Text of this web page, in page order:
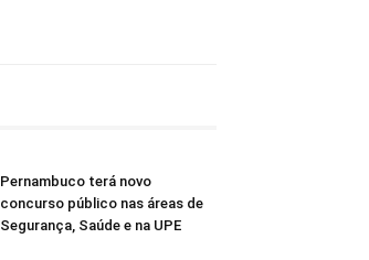
Pernambuco terá novo
concurso público nas áreas de
Segurança, Saúde e na UPE